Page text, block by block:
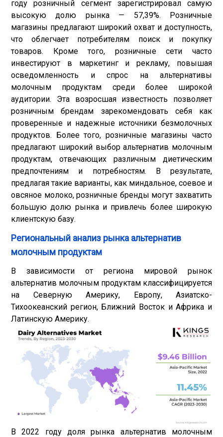
году розничный сегмент зарегистрировал самую
высокую долю рынка — 57,39%. Розничные
магазины предлагают широкий охват и доступность,
что облегчает потребителям поиск и покупку
товаров. Кроме того, розничные сети часто
инвестируют в маркетинг и рекламу, повышая
осведомленность и спрос на альтернативы
молочным продуктам среди более широкой
аудитории. Эта возросшая известность позволяет
розничным брендам зарекомендовать себя как
проверенные и надежные источники безмолочных
продуктов. Более того, розничные магазины часто
предлагают широкий выбор альтернатив молочным
продуктам, отвечающих различным диетическим
предпочтениям и потребностям. В результате,
предлагая такие варианты, как миндальное, соевое и
овсяное молоко, розничные бренды могут захватить
большую долю рынка и привлечь более широкую
клиентскую базу.
Региональный анализ рынка альтернатив
молочным продуктам
В зависимости от региона мировой рынок
альтернатив молочным продуктам классифицируется
на Северную Америку, Европу, Азиатско-
Тихоокеанский регион, Ближний Восток и Африка и
Латинскую Америку.
В 2022 году доля рынка альтернатив молочным